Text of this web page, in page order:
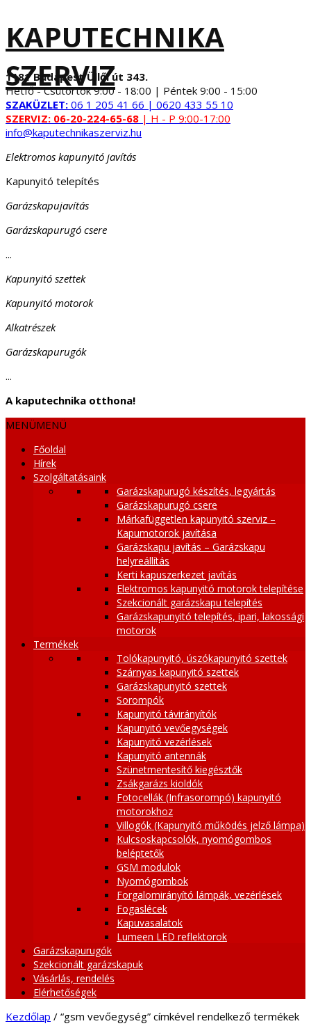
KAPUTECHNIKA
SZERVIZ
1181 Budapest Üllői út 343.
Hétfő - Csütörtök 9:00 - 18:00 | Péntek 9:00 - 15:00
SZAKÜZLET: 06 1 205 41 66 | 0620 433 55 10
SZERVIZ: 06-20-224-65-68 | H - P 9:00-17:00
info@kaputechnikaszerviz.hu
Elektromos kapunyitó javítás
Kapunyitó telepítés
Garázskapujavítás
Garázskapurugó csere
...
Kapunyitó szettek
Kapunyitó motorok
Alkatrészek
Garázskapurugók
...
A kaputechnika otthona!
MENÜMENÜ
Főoldal
Hírek
Szolgáltatásaink
Garázskapurugó készítés, legyártás
Garázskapurugó csere
Márkafüggetlen kapunyitó szerviz –
Kapumotorok javítása
Garázskapu javítás – Garázskapu
helyreállítás
Kerti kapuszerkezet javítás
Elektromos kapunyitó motorok telepítése
Szekcionált garázskapu telepítés
Garázskapunyitó telepítés, ipari, lakossági
motorok
Termékek
Tolókapunyitó, úszókapunyitó szettek
Szárnyas kapunyitó szettek
Garázskapunyitó szettek
Sorompók
Kapunyitó távirányítók
Kapunyitó vevőegységek
Kapunyitó vezérlések
Kapunyitó antennák
Szünetmentesítő kiegésztők
Zsákgarázs kioldók
Fotocellák (Infrasorompó) kapunyitó
motorokhoz
Villogók (Kapunyitó működés jelző lámpa)
Kulcsoskapcsolók, nyomógombos
beléptetők
GSM modulok
Nyomógombok
Forgalomirányító lámpák, vezérlések
Fogaslécek
Kapuvasalatok
Lumeen LED reflektorok
Garázskapurugók
Szekcionált garázskapuk
Vásárlás, rendelés
Elérhetőségek
Kezdőlap / “gsm vevőegység” címkével rendelkező termékek